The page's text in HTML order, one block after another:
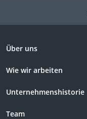
Über uns
Wie wir arbeiten
Unternehmenshistorie
Team